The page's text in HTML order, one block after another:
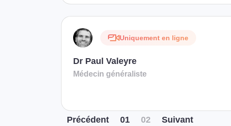
Uniquement en ligne
Dr Paul Valeyre
Médecin généraliste
Précédent 01 02 Suivant